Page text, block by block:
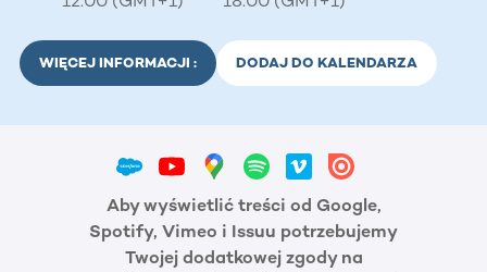
WIĘCEJ INFORMACJI : DODAJ DO KALENDARZA
Aby wyświetlić treści od Google,
Spotify, Vimeo i Issuu potrzebujemy
Twojej dodatkowej zgody na